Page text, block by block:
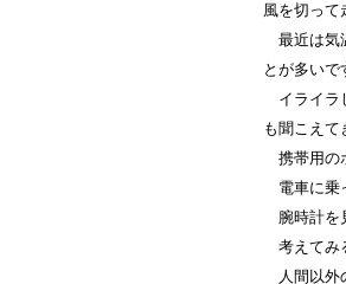
風を切って
最近は気
とが多いで
イライラ
も聞こえて
携帯用の
電車に乗
腕時計を
考えてみ
人間以外